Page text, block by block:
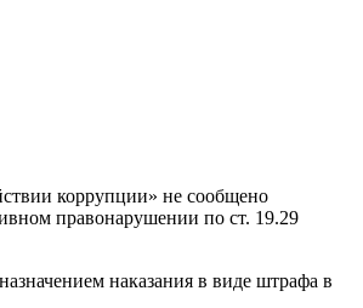
коррупции» не сообщено
правонарушении по ст. 19.29
наказания в виде штрафа в